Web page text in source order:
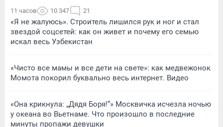
11 часов 10 347 21
«Я не жалуюсь». Строитель лишился рук и ног и стал
звездой соцсетей: как он живет и почему его семью
искал весь Узбекистан
«Чисто все мамы и все дети на свете»: как медвежонок
Момота покорил буквально весь интернет. Видео
«Она крикнула: „Дядя Боря!“» Москвичка исчезла ночью
у океана во Вьетнаме. Что произошло в последние
минуты пропажи девушки